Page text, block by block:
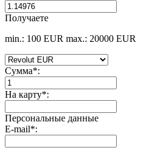
Получаете
min.: 100 EUR max.: 20000 EUR
Сумма*:
На карту*:
Персональные данные
E-mail*: